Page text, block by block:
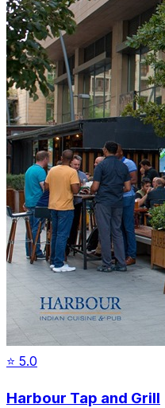
⭐ 5.0
Harbour Tap and Grill